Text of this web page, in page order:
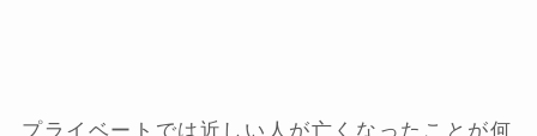
プライベートでは近しい人が亡くなったことが何